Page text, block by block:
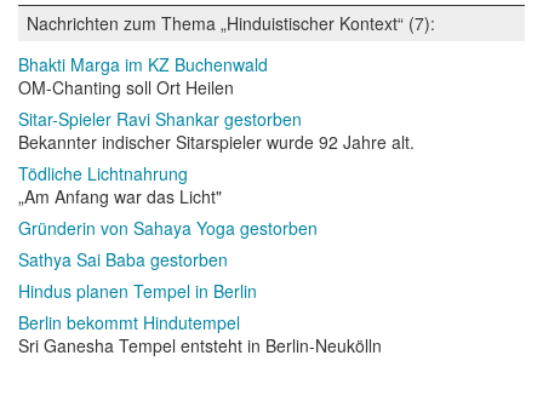
Nachrichten zum Thema „Hinduistischer Kontext“ (7):
Bhakti Marga im KZ Buchenwald
OM-Chanting soll Ort Heilen
Sitar-Spieler Ravi Shankar gestorben
Bekannter indischer Sitarspieler wurde 92 Jahre alt.
Tödliche Lichtnahrung
„Am Anfang war das Licht"
Gründerin von Sahaya Yoga gestorben
Sathya Sai Baba gestorben
Hindus planen Tempel in Berlin
Berlin bekommt Hindutempel
Sri Ganesha Tempel entsteht in Berlin-Neukölln